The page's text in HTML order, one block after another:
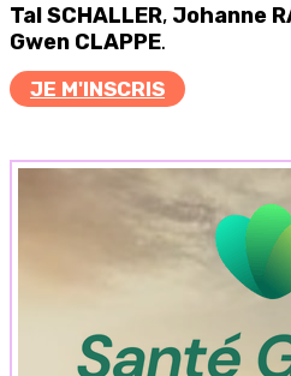
Tal SCHALLER, Johanne
Gwen CLAPPE.
JE M'INSCRIS